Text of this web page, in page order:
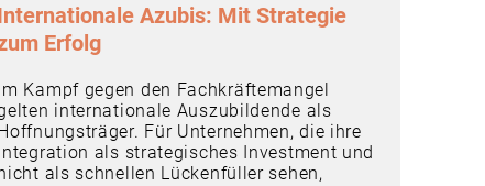
Azubis: Mit Strategie
Erfolg
Kampf gegen den Fachkräftemangel
internationale Auszubildende als
Für Unternehmen, die ihre
als strategisches Investment und
als schnellen Lückenfüller sehen,